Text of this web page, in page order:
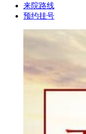
来院路线
预约挂号